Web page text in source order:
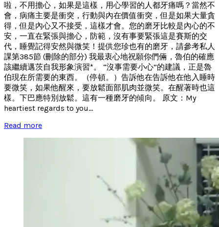
啦，不用擔心，如果是這樣，用心學習的人都牙痛嗎？當然不
會，病痛主要是衝突，行動與內在價值衝突，但是如果大量貪
得，但是內心又不接受，這樣才會。您的磨牙比較是內心的不
安，一直在緊張與擔心，防範，沒有事要緊張這是賽斯的交
代，睡覺記得安然與微笑！提供您珍也有的磨牙，請參考私人
課第385節 (刪除的部分) 我最衷心地祝願你們倆，魯伯的確應
該繼續邁茨自我形象演習*。 “沒事需要小心”的建議，正是魯
伯現在所需要的東西。（停頓。）告訴他在告訴他在他入睡時
要微笑，如果他醒來，要放鬆面部肌肉並微笑。在醒著時也這
樣。下巴應特別放鬆。這有一種磨牙的傾向。 原文：My
heartiest regards to you...
Read more